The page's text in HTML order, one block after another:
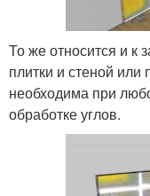
То же относится и
плитки и стеной или
необходима при
обработке углов.